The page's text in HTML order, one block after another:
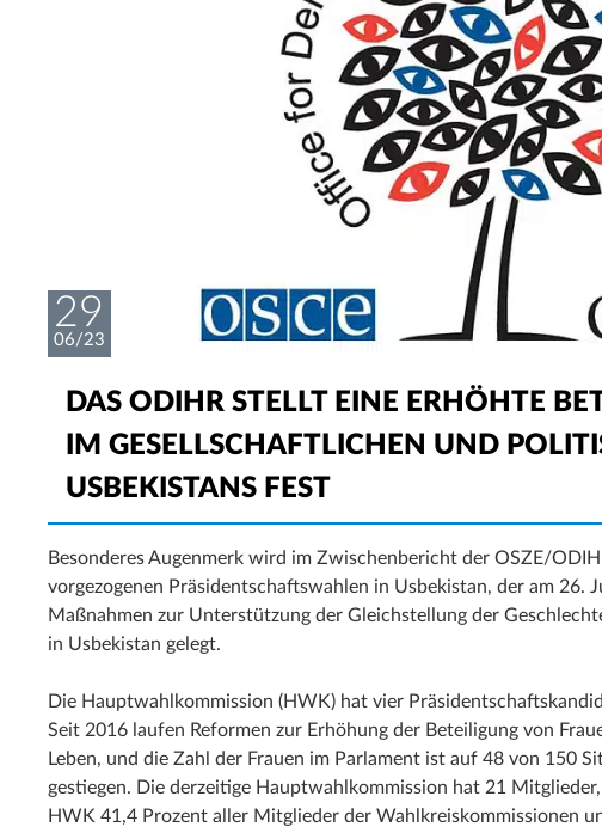
29
06/23
DAS ODIHR STELLT EINE ERHÖHTE
IM GESELLSCHAFTLICHEN UND
USBEKISTANS FEST
Besonderes Augenmerk wird im Zwischenbericht der OSZE/
vorgezogenen Präsidentschaftswahlen in Usbekistan, der am 26.
Maßnahmen zur Unterstützung der Gleichstellung der
in Usbekistan gelegt.
Die Hauptwahlkommission (HWK) hat vier
Seit 2016 laufen Reformen zur Erhöhung der Beteiligung von
Leben, und die Zahl der Frauen im Parlament ist auf 48 von 150
gestiegen. Die derzeitige Hauptwahlkommission hat 21
HWK 41,4 Prozent aller Mitglieder der Wahlkreiskommissionen